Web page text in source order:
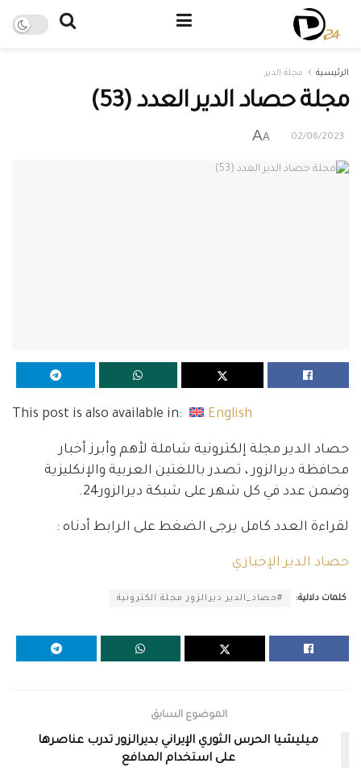
الرئيسية مجلة الدير
مجلة حصاد الدير العدد (53)
02/06/2023
A
A
This post is also available in: English
حصاد الدير مجلة إلكترونية شاملة لأهم وأبرز أخبار
محافظة ديرالزور ، تصدر باللغتين العربية والإنكليزية
وضمن عدد في كل شهر على شبكة ديرالزور24.
لقراءة العدد كامل يرجى الضغط على الرابط أدناه :
حصاد الدير الإخباري
كلمات دلالية: #حصاد_الدير ديرالزور مجلة الكترونية
الموضوع السابق
ميليشيا الحرس الثوري الإيراني بديرالزور تدرب عناصرها
على استخدام المدافع